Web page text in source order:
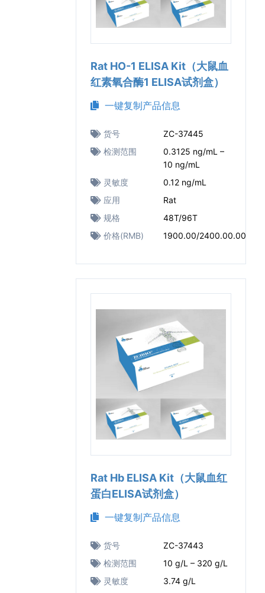
Rat HO-1 ELISA Kit（大鼠血
红素氧合酶1 ELISA试剂盒）
一键复制产品信息
货号
ZC-37445
检测范围
0.3125 ng/mL –
10 ng/mL
灵敏度
0.12 ng/mL
应用
Rat
规格
48T/96T
价格(RMB)
1900.00/2400.00.00
Rat Hb ELISA Kit（大鼠血红
蛋白ELISA试剂盒）
一键复制产品信息
货号
ZC-37443
检测范围
10 g/L – 320 g/L
灵敏度
3.74 g/L